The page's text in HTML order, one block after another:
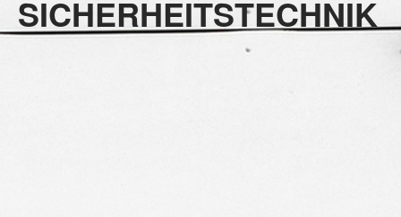
SICHERHEITSTECHNIK